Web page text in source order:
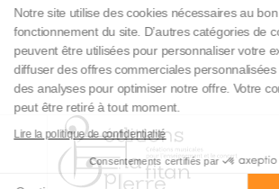
Notre site utilise des cookies nécessaires au
fonctionnement du site. D’autres catégories
peuvent être utilisées pour personnaliser
diffuser des offres commerciales
des analyses pour optimiser notre offre.
peut être retiré à tout moment.
Lire la politique de confidentialité
Consentements certifiés par